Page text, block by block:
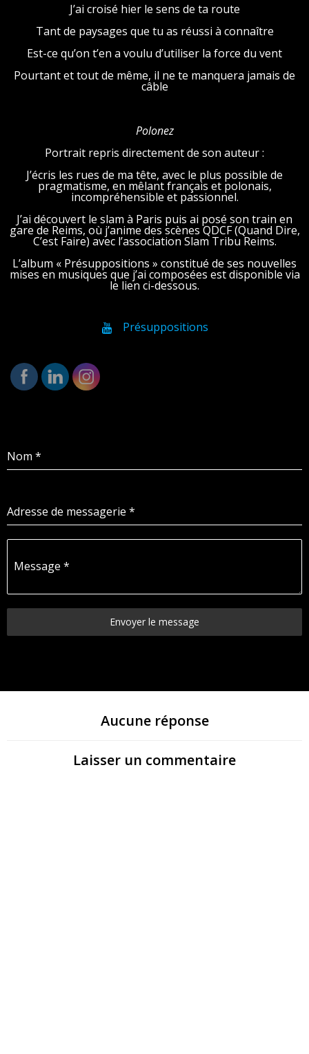
J’ai croisé hier le sens de ta route
Tant de paysages que tu as réussi à connaître
Est-ce qu’on t’en a voulu d’utiliser la force du vent
Pourtant et tout de même, il ne te manquera jamais de
câble
Polonez
Portrait repris directement de son auteur :
J’écris les rues de ma tête, avec le plus possible de
pragmatisme, en mêlant français et polonais,
incompréhensible et passionnel.
J’ai découvert le slam à Paris puis ai posé son train en
gare de Reims, où j’anime des scènes QDCF (Quand Dire,
C’est Faire) avec l’association Slam Tribu Reims.
L’album « Présuppositions » constitué de ses nouvelles
mises en musiques que j’ai composées est disponible via
le lien ci-dessous.
Présuppositions
Nom *
Adresse de messagerie *
Message *
Envoyer le message
Aucune réponse
Laisser un commentaire